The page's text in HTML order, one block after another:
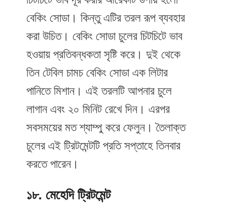
বেকিং সোডা। কিন্তু এটির তরল রূপ ব্যবহার
করা উচিত। বেকিং সোডা চুলের চিটচিটে ভাব
হওয়ায় প্রতিবন্ধকতা সৃষ্টি করে। দুই থেকে
তিন টেবিল চামচ বেকিং সোডা এক লিটার
পানিতে মিশান। এই তরলটি আপনার চুলে
লাগান এবং ২০ মিনিট রেখে দিন। এরপর
সবসময়ের মত শ্যাম্পু করে ফেলুন। তৈলাক্ত
চুলের এই ট্রিটমেন্টটি প্রতি সপ্তাহে তিনবার
করতে পারেন।
১৮. মেহেদি ট্রিটমেন্ট